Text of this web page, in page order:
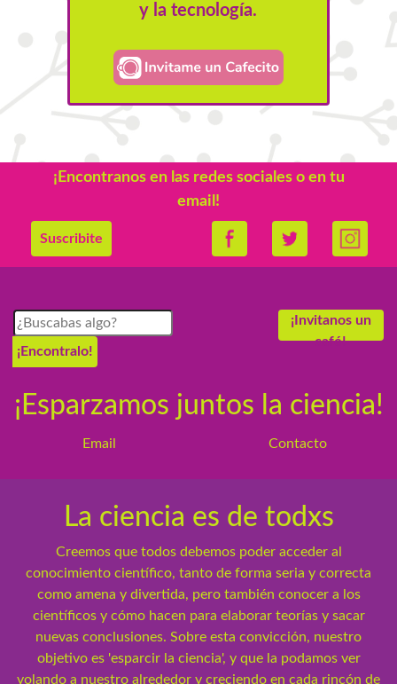
y la tecnología.
¡Encontranos en las redes sociales o en tu
email!
Suscribite
¡Encontralo!
¡Invitanos un
café!
¡Esparzamos juntos la ciencia!
Email Contacto
La ciencia es de todxs
Creemos que todos debemos poder acceder al
conocimiento científico, tanto de forma seria y correcta
como amena y divertida, pero también conocer a los
científicos y cómo hacen para elaborar teorías y sacar
nuevas conclusiones. Sobre esta convicción, nuestro
objetivo es 'esparcir la ciencia', y que la podamos ver
volando a nuestro alrededor y creciendo en cada rincón de